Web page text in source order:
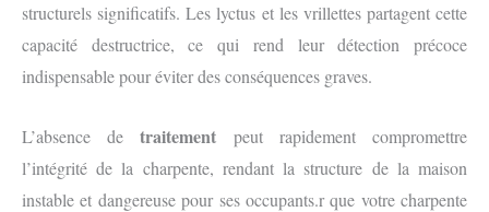
structurels significatifs. Les lyctus et les vrillettes partagent cette
capacité destructrice, ce qui rend leur détection précoce
indispensable pour éviter des conséquences graves.
L’absence detraitement peut rapidement compromettre
l’intégrité de la charpente, rendant la structure de la maison
instable et dangereuse pour ses occupants.r que votre charpente